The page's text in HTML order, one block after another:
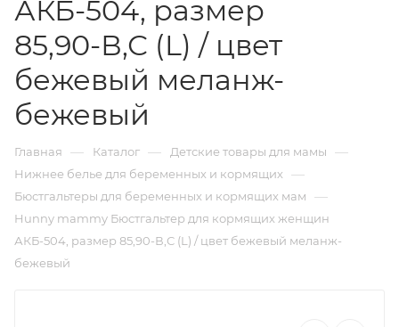
АКБ-504, размер
85,90-В,С (L) / цвет
бежевый меланж-
бежевый
Главная — Каталог — Детские товары для мамы —
Нижнее белье для беременных и кормящих —
Бюстгальтеры для беременных и кормящих мам —
Hunny mammy Бюстгальтер для кормящих женщин
АКБ-504, размер 85,90-В,С (L) / цвет бежевый меланж-
бежевый